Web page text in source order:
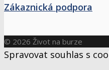
Zákaznická podpora
© 2026 Život na burze
Spravovat souhlas s